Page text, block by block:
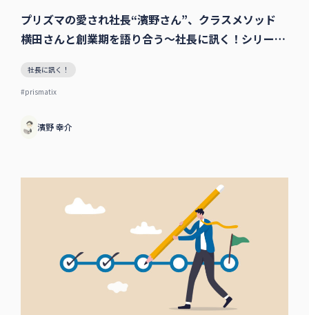
プリズマの愛され社長“濱野さん”、クラスメソッド
横田さんと創業期を語り合う〜社長に訊く！シリーズ
社長に訊く！
#prismatix
濱野 幸介